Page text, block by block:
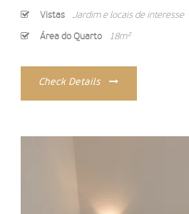
Vistas Jardim e locais de interesse
Área do Quarto 18m²
Check Details